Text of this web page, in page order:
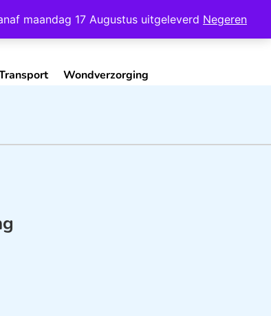
maandag 17 Augustus uitgeleverd Negeren
Contact
Wondverzorging